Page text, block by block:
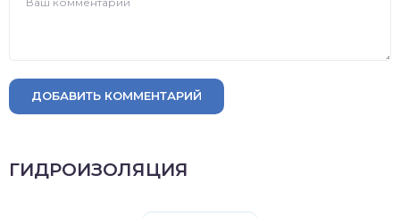
ДОБАВИТЬ КОММЕНТАРИЙ
ГИДРОИЗОЛЯЦИЯ